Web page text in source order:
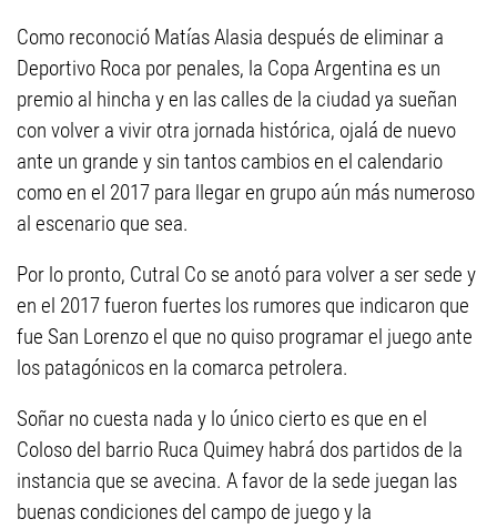
Como reconoció Matías Alasia después de eliminar a
Deportivo Roca por penales, la Copa Argentina es un
premio al hincha y en las calles de la ciudad ya sueñan
con volver a vivir otra jornada histórica, ojalá de nuevo
ante un grande y sin tantos cambios en el calendario
como en el 2017 para llegar en grupo aún más numeroso
al escenario que sea.
Por lo pronto, Cutral Co se anotó para volver a ser sede y
en el 2017 fueron fuertes los rumores que indicaron que
fue San Lorenzo el que no quiso programar el juego ante
los patagónicos en la comarca petrolera.
Soñar no cuesta nada y lo único cierto es que en el
Coloso del barrio Ruca Quimey habrá dos partidos de la
instancia que se avecina. A favor de la sede juegan las
buenas condiciones del campo de juego y la